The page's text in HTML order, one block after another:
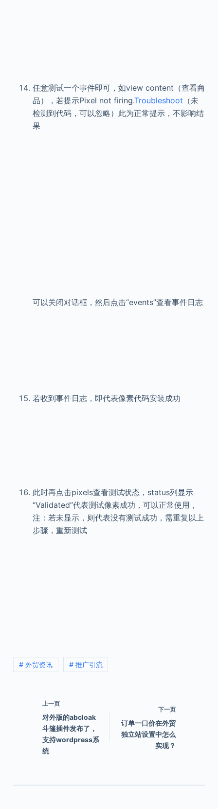
任意测试一个事件即可，如view content（查看商
品），若提示Pixel not firing.Troubleshoot （未
检测到代码，可以忽略）此为正常提示，不影响结
果
可以关闭对话框，然后点击“events”查看事件日志
若收到事件日志，即代表像素代码安装成功
此时再点击pixels查看测试状态，status列显示
“Validated”代表测试像素成功，可以正常使用，
注：若未显示，则代表没有测试成功，需重复以上
步骤，重新测试
# 外贸资讯 # 推广引流
上一页
对外版的abcloak
斗篷插件发布了，
支持wordpress系
统
下一页
订单一口价在外贸
独立站设置中怎么
实现？